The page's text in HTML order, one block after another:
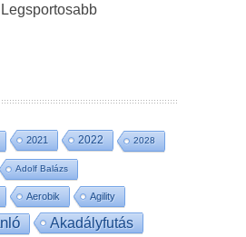
2021 2022 2028
Adolf Balázs
Aerobik Agility
Akadályfutás